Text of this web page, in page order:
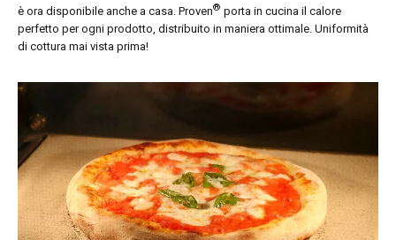
è ora disponibile anche a casa. Proven® porta in cucina il calore
perfetto per ogni prodotto, distribuito in maniera ottimale. Uniformità
di cottura mai vista prima!